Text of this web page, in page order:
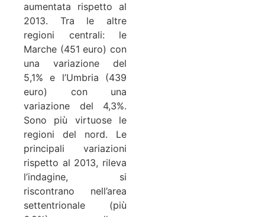
aumentata rispetto al
2013. Tra le altre
regioni centrali: le
Marche (451 euro) con
una variazione del
5,1% e l’Umbria (439
euro) con una
variazione del 4,3%.
Sono più virtuose le
regioni del nord. Le
principali variazioni
rispetto al 2013, rileva
l’indagine, si
riscontrano nell’area
settentrionale (più